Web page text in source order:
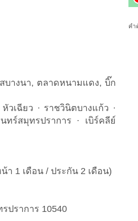
บางนา, ตลาดหนามแดง, บิ๊ก
วเฉียว · ราชวินิตบางแก้ว ·
ทร์สมุทรปราการ · เบิร์คลีย์
า 1 เดือน / ประกัน 2 เดือน)
ปราการ 10540
คำ